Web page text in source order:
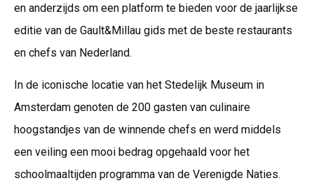
en anderzijds om een platform te bieden voor de jaarlijkse
editie van de Gault&Millau gids met de beste restaurants
en chefs van Nederland.
In de iconische locatie van het Stedelijk Museum in
Amsterdam genoten de 200 gasten van culinaire
hoogstandjes van de winnende chefs en werd middels
een veiling een mooi bedrag opgehaald voor het
schoolmaaltijden programma van de Verenigde Naties.